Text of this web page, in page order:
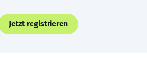
Jetzt registrieren